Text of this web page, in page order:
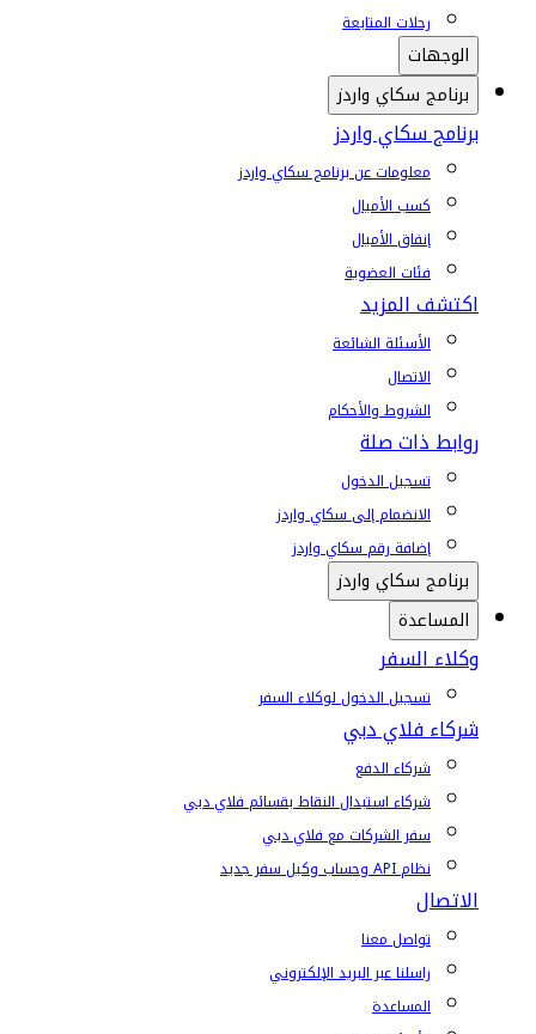
رحلات المتابعة
الوجهات
برنامج سكاي واردز
برنامج سكاي واردز
معلومات عن برنامج سكاي واردز
كسب الأميال
إنفاق الأميال
فئات العضوية
اكتشف المزيد
الأسئلة الشائعة
الاتصال
الشروط والأحكام
روابط ذات صلة
تسجيل الدخول
الانضمام إلى سكاي واردز
إضافة رقم سكاي واردز
برنامج سكاي واردز
المساعدة
وكلاء السفر
تسجيل الدخول لوكلاء السفر
شركاء فلاي دبي
شركاء الدفع
شركاء استبدال النقاط بقسائم فلاي دبي
سفر الشركات مع فلاي دبي
نظام API وحساب وكيل سفر جديد
الاتصال
تواصل معنا
راسلنا عبر البريد الإلكتروني
المساعدة